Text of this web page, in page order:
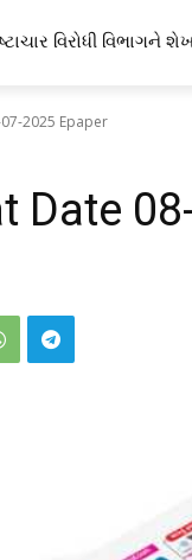
વિરોધી વિભાગને
2025 Epaper
Date